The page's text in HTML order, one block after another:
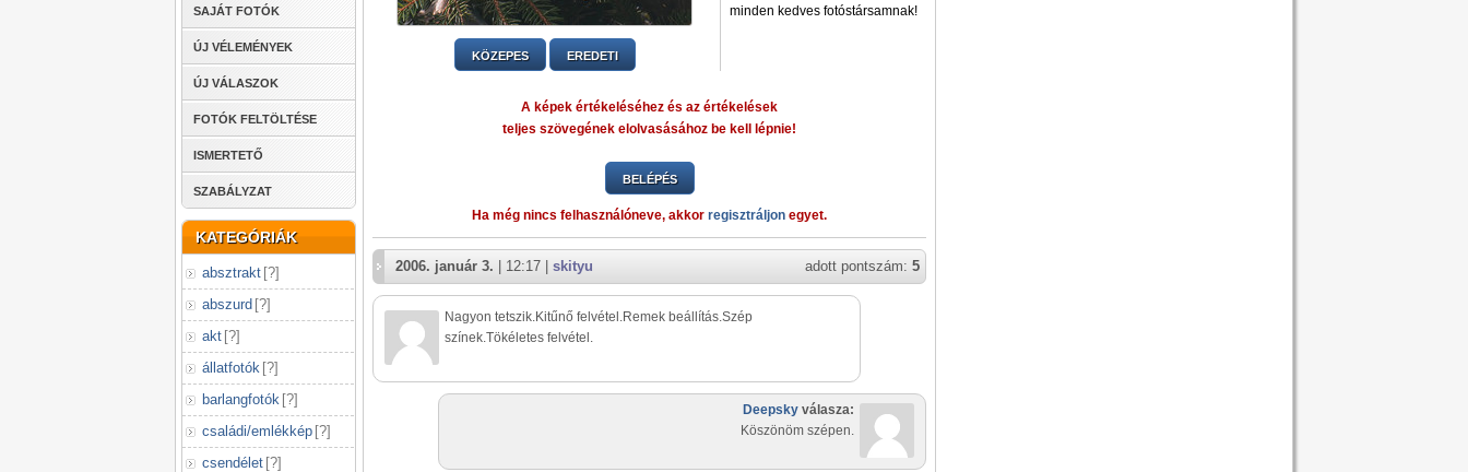
SAJÁT FOTÓK
ÚJ VÉLEMÉNYEK
ÚJ VÁLASZOK
FOTÓK FELTÖLTÉSE
ISMERTETŐ
SZABÁLYZAT
KATEGÓRIÁK
absztrakt [?]
abszurd [?]
akt [?]
állatfotók [?]
barlangfotók [?]
családi/emlékkép [?]
csendélet [?]
KÖZEPES EREDETI
minden kedves fotóstársamnak!
A képek értékeléséhez és az értékelések
teljes szövegének elolvasásához be kell lépnie!
BELÉPÉS
Ha még nincs felhasználóneve, akkor regisztráljon egyet.
adott pontszám: 5
2006. január 3. | 12:17 | skityu
Nagyon tetszik.Kitűnő felvétel.Remek beállítás.Szép
színek.Tökéletes felvétel.
Deepsky válasza:
Köszönöm szépen.